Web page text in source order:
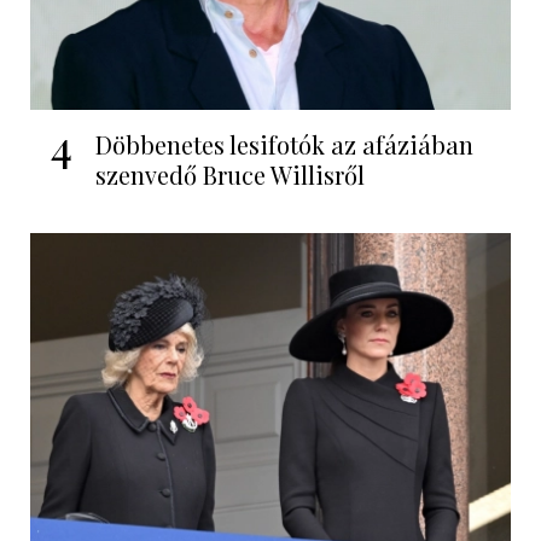
4
Döbbenetes lesifotók az afáziában
szenvedő Bruce Willisről